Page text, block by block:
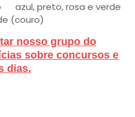
azul, preto, rosa e verde
(couro)
nosso grupo do
sobre concursos e
dias.